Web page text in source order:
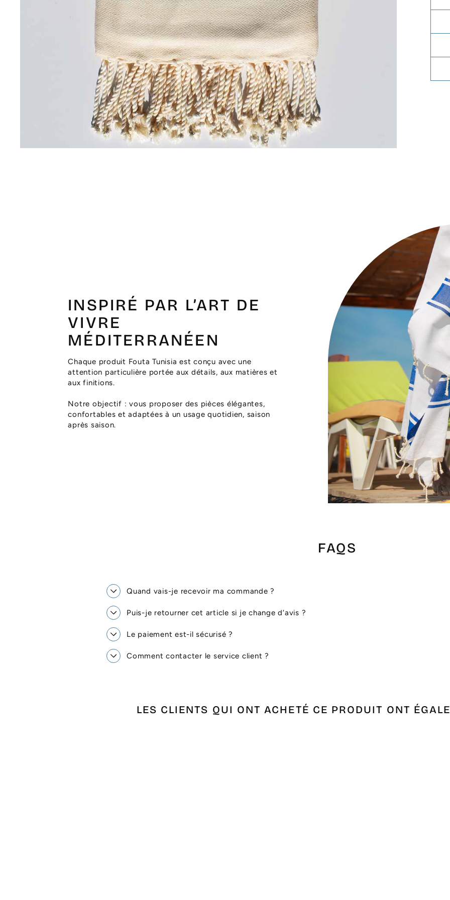
INSPIRÉ PAR L’ART DE
VIVRE
MÉDITERRANÉEN
Chaque produit Fouta Tunisia est conçu avec une
attention particulière portée aux détails, aux matières et
aux finitions.
Notre objectif : vous proposer des pièces élégantes,
confortables et adaptées à un usage quotidien, saison
après saison.
FAQS
Quand vais-je recevoir ma commande ?
Puis-je retourner cet article si je change d’avis ?
Le paiement est-il sécurisé ?
Comment contacter le service client ?
LES CLIENTS QUI ONT ACHETÉ CE PRODUIT ONT